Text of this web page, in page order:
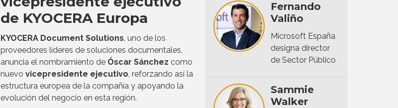
de KYOCERA Europa
KYOCERA Document Solutions , uno de los
proveedores líderes de soluciones documentales,
anuncia el nombramiento de Óscar Sánchez como
nuevo vicepresidente ejecutivo , reforzando así la
estructura europea de la compañía y apoyando la
evolución del negocio en esta región.
Fernando
Valiño
Microsoft España
designa director
de Sector Público
Sammie
Walker